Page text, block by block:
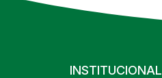
INSTITUCIONAL